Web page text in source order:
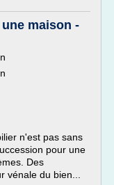
maison -
n'est pas sans
pour une
Des
vénale du bien...